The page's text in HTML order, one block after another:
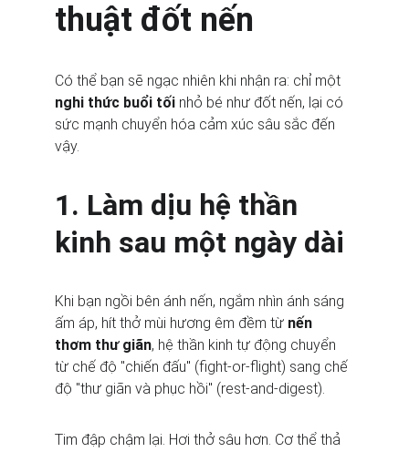
thuật đốt nến
Có thể bạn sẽ ngạc nhiên khi nhận ra: chỉ một
nghi thức buổi tối nhỏ bé như đốt nến, lại có
sức mạnh chuyển hóa cảm xúc sâu sắc đến
vậy.
1. Làm dịu hệ thần
kinh sau một ngày dài
Khi bạn ngồi bên ánh nến, ngắm nhìn ánh sáng
ấm áp, hít thở mùi hương êm đềm từ nến
thơm thư giãn, hệ thần kinh tự động chuyển
từ chế độ "chiến đấu" (fight-or-flight) sang chế
độ "thư giãn và phục hồi" (rest-and-digest).
Tim đập chậm lại. Hơi thở sâu hơn. Cơ thể thả